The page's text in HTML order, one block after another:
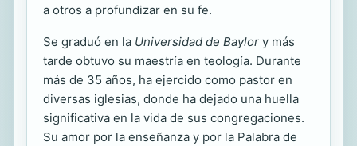
a otros a profundizar en su fe.
Se graduó en la Universidad de Baylor y más
tarde obtuvo su maestría en teología. Durante
más de 35 años, ha ejercido como pastor en
diversas iglesias, donde ha dejado una huella
significativa en la vida de sus congregaciones.
Su amor por la enseñanza y por la Palabra de